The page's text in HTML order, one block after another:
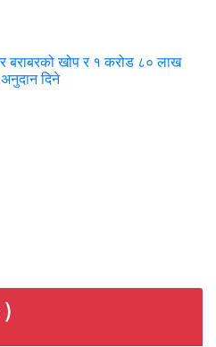
बराबरको खोप र १ करोड ८० लाख
दिने
)